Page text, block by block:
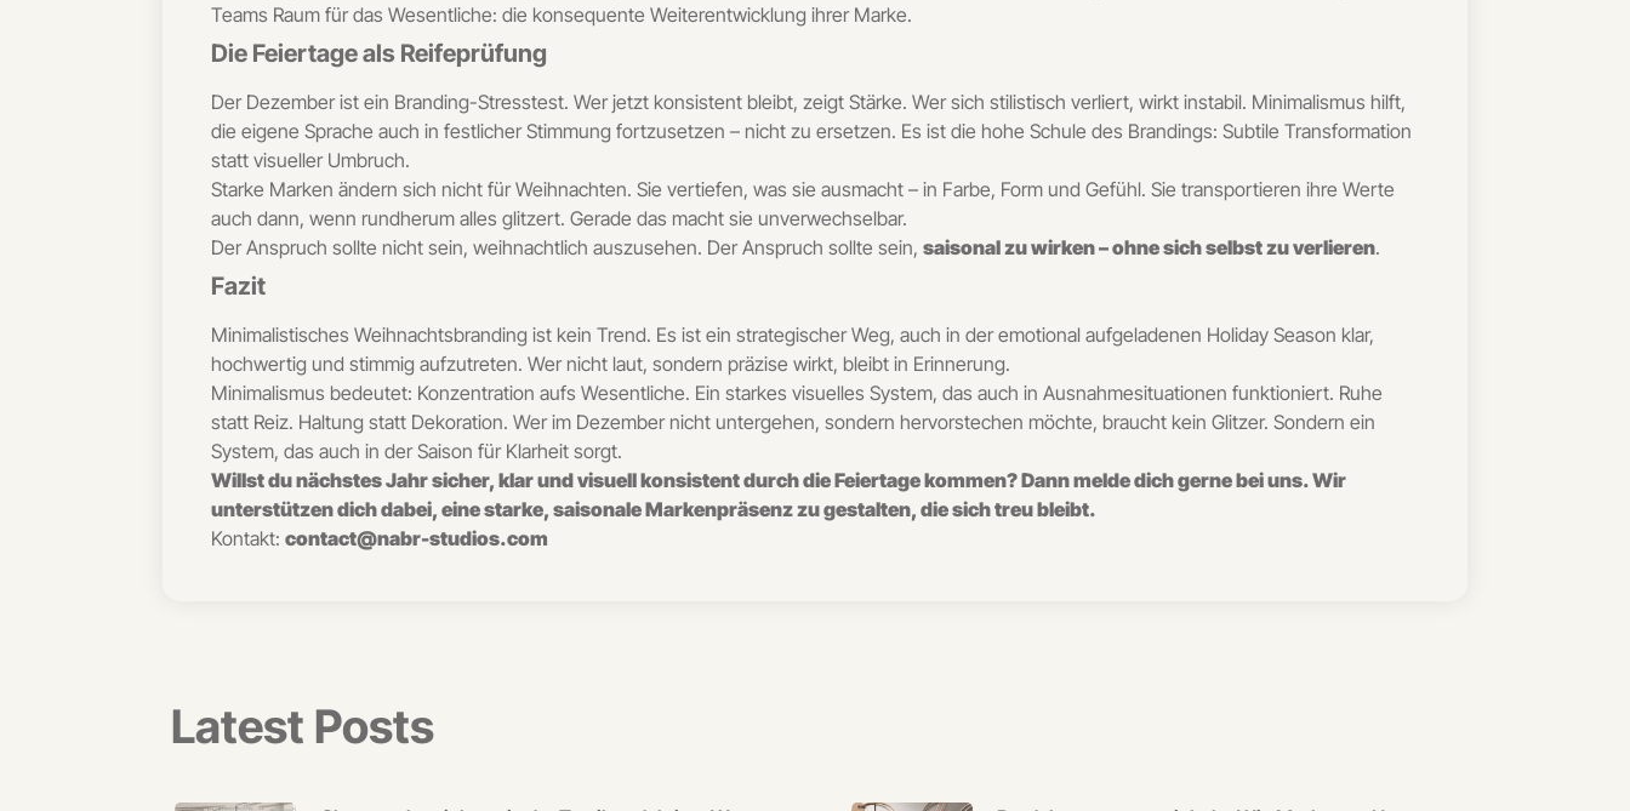
Teams Raum für das Wesentliche: die konsequente Weiterentwicklung ihrer Marke.
Die Feiertage als Reifeprüfung
Der Dezember ist ein Branding-Stresstest. Wer jetzt konsistent bleibt, zeigt Stärke. Wer sich stilistisch verliert, wirkt instabil. Minimalismus hilft,
die eigene Sprache auch in festlicher Stimmung fortzusetzen – nicht zu ersetzen. Es ist die hohe Schule des Brandings: Subtile Transformation
statt visueller Umbruch.
Starke Marken ändern sich nicht für Weihnachten. Sie vertiefen, was sie ausmacht – in Farbe, Form und Gefühl. Sie transportieren ihre Werte
auch dann, wenn rundherum alles glitzert. Gerade das macht sie unverwechselbar.
Der Anspruch sollte nicht sein, weihnachtlich auszusehen. Der Anspruch sollte sein,saisonal zu wirken – ohne sich selbst zu verlieren.
Fazit
Minimalistisches Weihnachtsbranding ist kein Trend. Es ist ein strategischer Weg, auch in der emotional aufgeladenen Holiday Season klar,
hochwertig und stimmig aufzutreten. Wer nicht laut, sondern präzise wirkt, bleibt in Erinnerung.
Minimalismus bedeutet: Konzentration aufs Wesentliche. Ein starkes visuelles System, das auch in Ausnahmesituationen funktioniert. Ruhe
statt Reiz. Haltung statt Dekoration. Wer im Dezember nicht untergehen, sondern hervorstechen möchte, braucht kein Glitzer. Sondern ein
System, das auch in der Saison für Klarheit sorgt.
Willst du nächstes Jahr sicher, klar und visuell konsistent durch die Feiertage kommen? Dann melde dich gerne bei uns. Wir
unterstützen dich dabei, eine starke, saisonale Markenpräsenz zu gestalten, die sich treu bleibt.
Kontakt:contact@nabr-studios.com
Latest Posts